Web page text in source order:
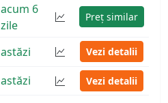
acum 6
zile
Preț similar
astăzi Vezi detalii
astăzi Vezi detalii